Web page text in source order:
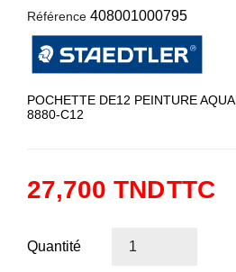
Référence 408001000795
POCHETTE DE12 PEINTURE
8880-C12
27,700 TNDTTC
Quantité